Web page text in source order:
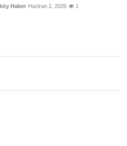
Haber Haziran 2, 2026 1